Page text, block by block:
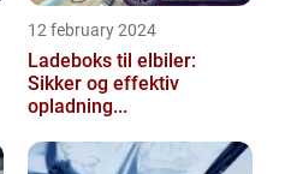
12 february 2024
Ladeboks til elbiler:
Sikker og effektiv
opladning...